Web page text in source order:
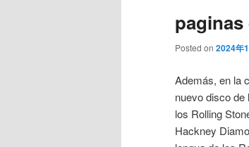
Posted on 2024年
Además, en la
nuevo disco de
los Rolling
Hackney